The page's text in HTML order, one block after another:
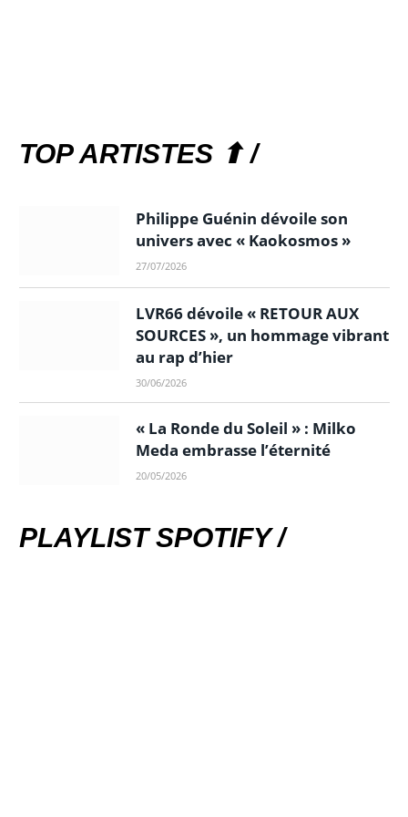
TOP ARTISTES ⬆ /
Philippe Guénin dévoile son
univers avec « Kaokosmos »
27/07/2026
LVR66 dévoile « RETOUR AUX
SOURCES », un hommage vibrant
au rap d’hier
30/06/2026
« La Ronde du Soleil » : Milko
Meda embrasse l’éternité
20/05/2026
PLAYLIST SPOTIFY /